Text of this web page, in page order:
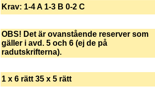
Krav: 1-4 A 1-3 B 0-2 C
OBS! Det är ovanstående reserver som
gäller i avd. 5 och 6 (ej de på
radutskrifterna).
1 x 6 rätt 35 x 5 rätt